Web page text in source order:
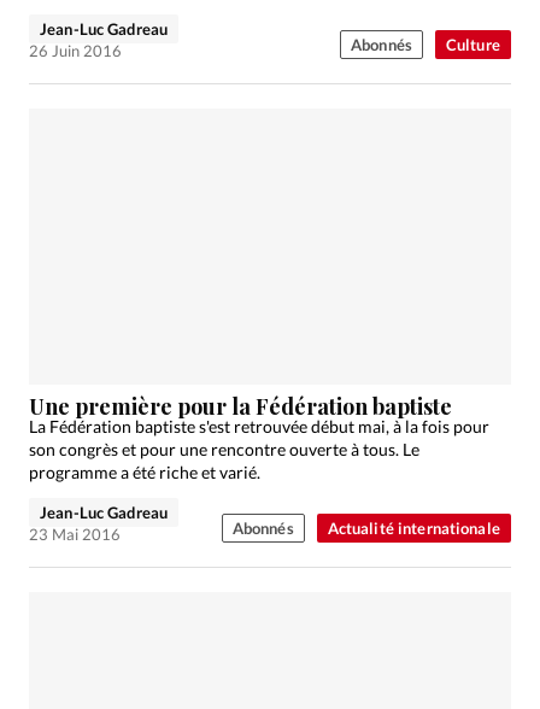
Culture
Jean-Luc Gadreau
26 Juin 2016
Abonnés
Actualité internationale
Une première pour la Fédération baptiste
La Fédération baptiste s'est retrouvée début mai, à la fois pour
son congrès et pour une rencontre ouverte à tous. Le
programme a été riche et varié.
Jean-Luc Gadreau
23 Mai 2016
Abonnés